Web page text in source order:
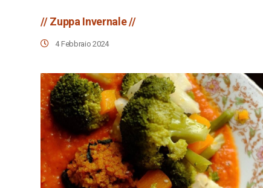
// Zuppa Invernale //
4 Febbraio 2024